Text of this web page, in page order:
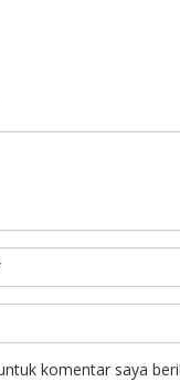
komentar saya